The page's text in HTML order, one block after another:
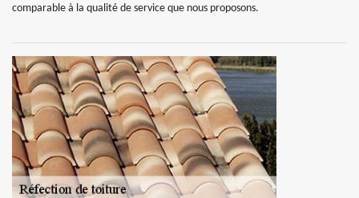
comparable à la qualité de service que nous proposons.